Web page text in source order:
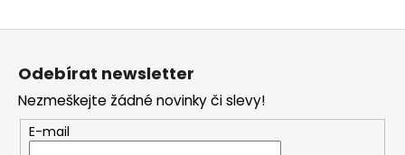
SHPM004
390
Kč
Z
Odebírat newsletter
Nezmeškejte žádné novinky či slevy!
E-mail